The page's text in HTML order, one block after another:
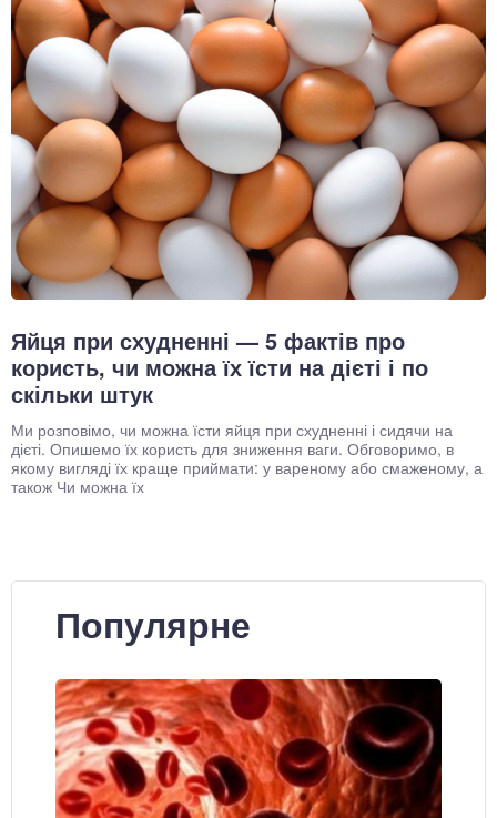
Яйця при схудненні — 5 фактів про
користь, чи можна їх їсти на дієті і по
скільки штук
Ми розповімо, чи можна їсти яйця при схудненні і сидячи на
дієті. Опишемо їх користь для зниження ваги. Обговоримо, в
якому вигляді їх краще приймати: у вареному або смаженому, а
також Чи можна їх
Популярне